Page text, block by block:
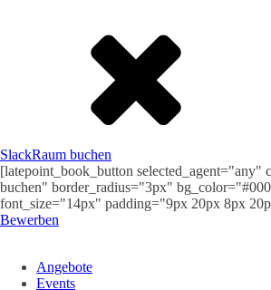
SlackRaum buchen
[latepoint_book_button selected_agent="any"
buchen" border_radius="3px"
font_size="14px" padding="9px 20px 8px
Bewerben
Angebote
Events